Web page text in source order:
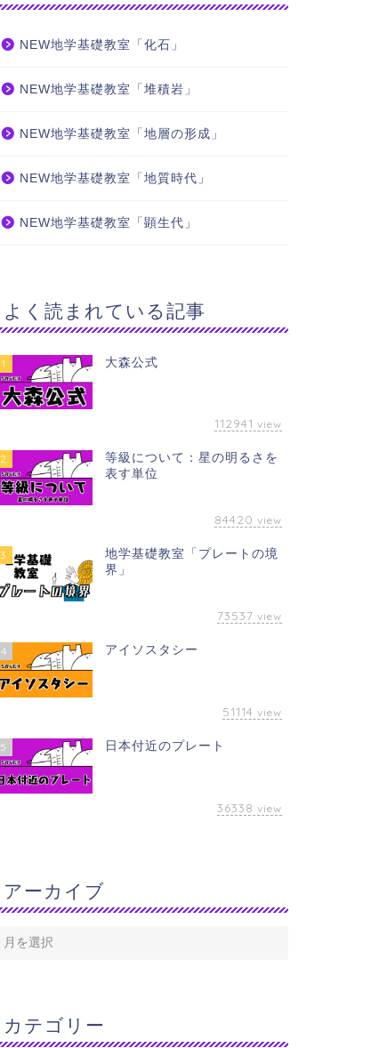
NEW地学基礎教室「化石」
NEW地学基礎教室「堆積岩」
NEW地学基礎教室「地層の形成」
NEW地学基礎教室「地質時代」
NEW地学基礎教室「顕生代」
よく読まれている記事
1 大森公式
112941 view
2
等級について：星の明るさを
表す単位
84420 view
3
地学基礎教室「プレートの境
界」
73537 view
4 アイソスタシー
51114 view
5 日本付近のプレート
36338 view
アーカイブ
カテゴリー